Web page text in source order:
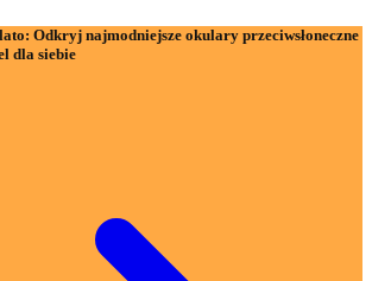
Odkryj najmodniejsze okulary przeciwsłoneczne
dla siebie